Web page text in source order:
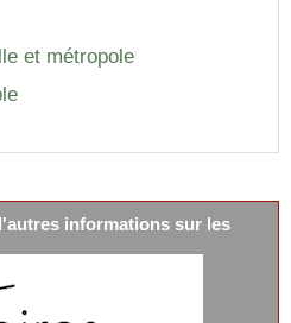
et métropole
informations sur les